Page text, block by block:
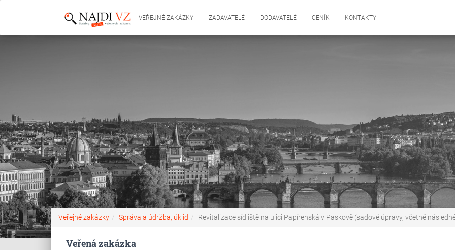
VEŘEJNÉ ZAKÁZKY ZADAVATELÉ DODAVATELÉ CENÍK KONTAKTY
Veřejné zakázky Správa a údržba, úklid Revitalizace sídliště na ulici Papírenská v Paskově (sadové úpravy, včetně
Veřená zakázka